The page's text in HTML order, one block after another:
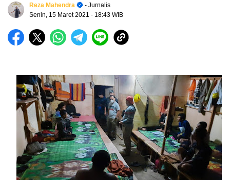
Reza Mahendra
- Jurnalis
Senin, 15 Maret 2021 - 18:43 WIB